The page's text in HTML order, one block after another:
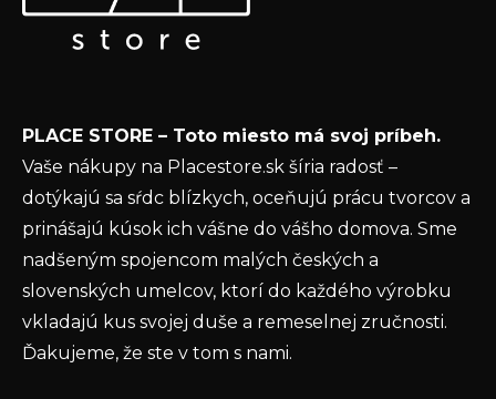
o nových produktoch na našom e-shope.
ochrany osobných údajov
PRIHLÁSIŤ SA
PLACE STORE – Toto miesto má svoj príbeh.
Vaše nákupy na Placestore.sk šíria radosť –
dotýkajú sa sŕdc blízkych, oceňujú prácu tvorcov a
prinášajú kúsok ich vášne do vášho domova. Sme
nadšeným spojencom malých českých a
slovenských umelcov, ktorí do každého výrobku
vkladajú kus svojej duše a remeselnej zručnosti.
Ďakujeme, že ste v tom s nami.